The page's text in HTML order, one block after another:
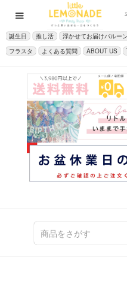
誕生日 推し活 浮かせてお届けバルーン
フラスタ
よくある質問 ABOUT US